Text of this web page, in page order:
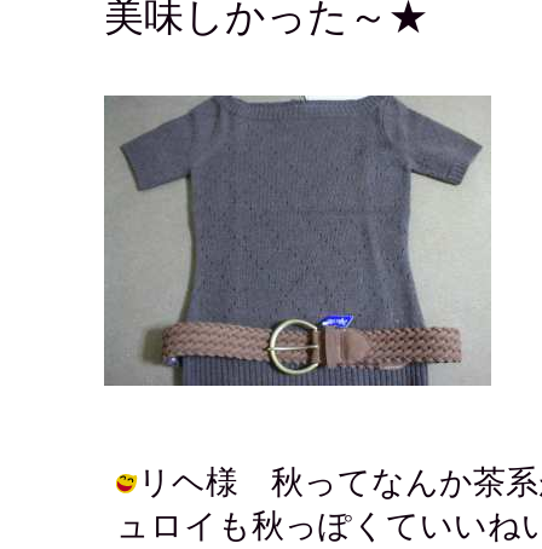
美味しかった～★
リヘ様 秋ってなんか茶系
ュロイも秋っぽくていいね